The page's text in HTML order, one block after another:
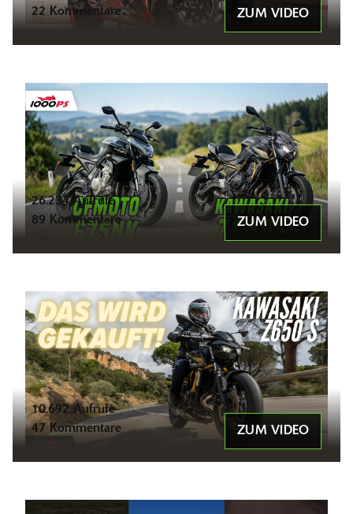
22 Kommentare
ZUM VIDEO
26.234 Aufrufe
89 Kommentare
ZUM VIDEO
10.692 Aufrufe
47 Kommentare
ZUM VIDEO